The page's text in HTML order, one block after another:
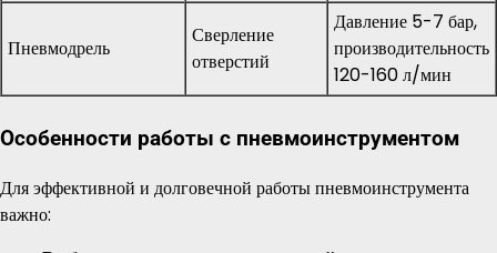
Пневмодрель
Сверление
отверстий
Давление 5-7 бар,
производительность
120-160 л/мин
Особенности работы с пневмоинструментом
Для эффективной и долговечной работы пневмоинструмента
важно: